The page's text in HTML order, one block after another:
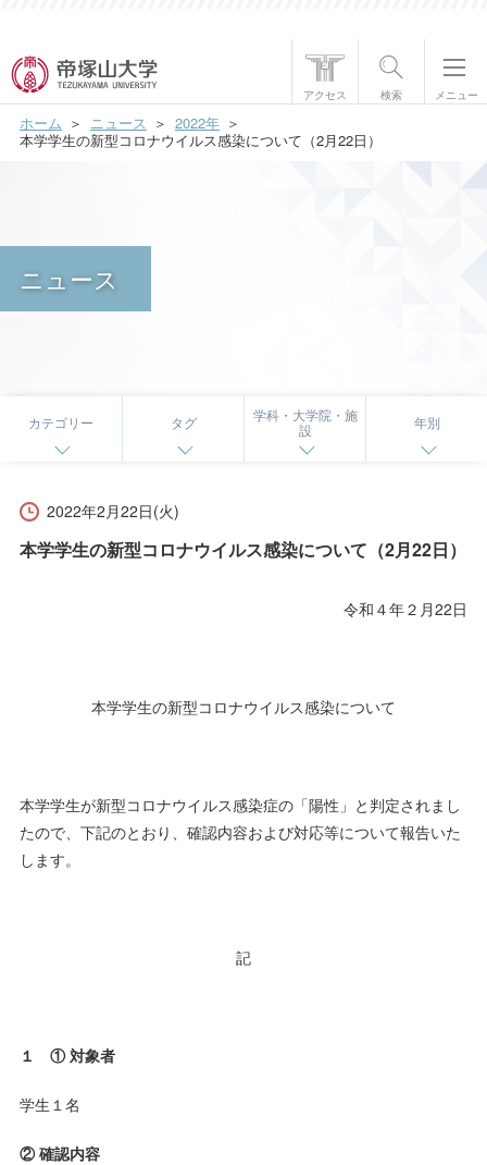
アクセス 検索 メニュー
帝塚山大学について
学部・大学院
研究・社会貢献
保護者の方へ 卒業生の方へ
企業・採用担当者の方へ
ホーム ニュース
2022年
本学学生の新型コロナウイルス感染について（2月22日）
ニュース
カテゴリー タグ
学科・大学院・施
設
年別
2022年2月22日(火)
本学学生の新型コロナウイルス感染について（2月22日）
令和４年２月22日
本学学生の新型コロナウイルス感染について
本学学生が新型コロナウイルス感染症の「陽性」と判定されまし
たので、下記のとおり、確認内容および対応等について報告いた
します。
記
１ ① 対象者
学生１名
② 確認内容